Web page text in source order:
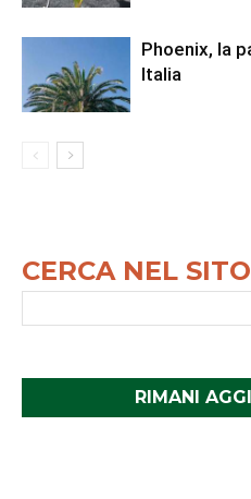
Phoenix, la
Italia
CERCA NEL SITO
RIMANI